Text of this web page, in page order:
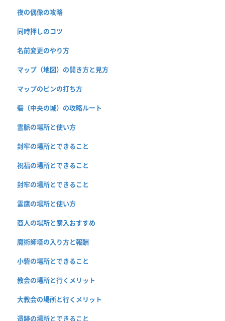
夜の偶像の攻略
同時押しのコツ
名前変更のやり方
マップ（地図）の開き方と見方
マップのピンの打ち方
砦（中央の城）の攻略ルート
霊脈の場所と使い方
封牢の場所とできること
祝福の場所とできること
封牢の場所とできること
霊鷹の場所と使い方
商人の場所と購入おすすめ
魔術師塔の入り方と報酬
小砦の場所とできること
教会の場所と行くメリット
大教会の場所と行くメリット
遺跡の場所とできること